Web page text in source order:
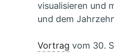
visualisieren und
und dem
Vortrag vom 30.